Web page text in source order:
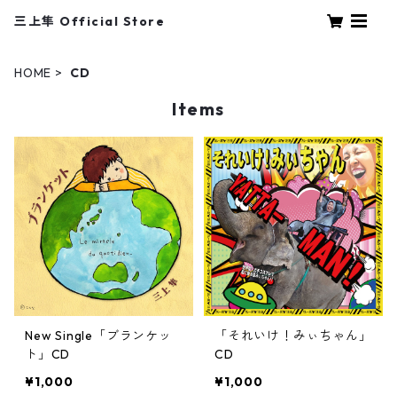
三上隼 Official Store
HOME CD
Items
New Single「ブランケッ
ト」CD
¥1,000
「それいけ！みぃちゃん」
CD
¥1,000